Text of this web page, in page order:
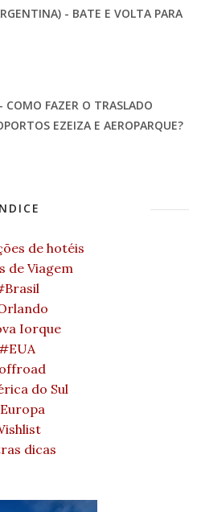
- BATE E VOLTA PARA
COMO FAZER O TRASLADO
EZEIZA E AEROPARQUE?
de hotéis
de Viagem
Iorque
do Sul
dicas